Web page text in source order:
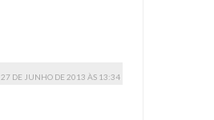
27 DE JUNHO DE 2013 ÀS 13:34